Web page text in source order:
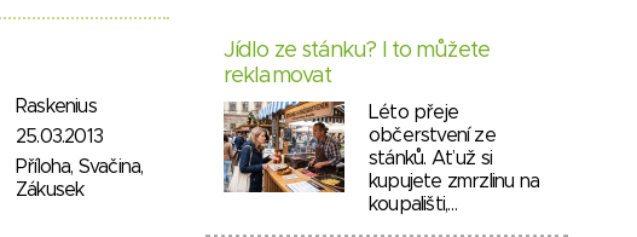
Raskenius
25.03.2013
Příloha, Svačina,
Zákusek
Jídlo ze stánku? I to můžete
reklamovat
Léto přeje
občerstvení ze
stánků. Ať už si
kupujete zmrzlinu na
koupališti,…